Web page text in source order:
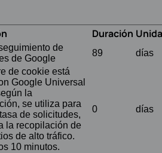
Duración
de
de Google
89 días
de cookie está
Google Universal
la
se utiliza para
de solicitudes,
la recopilación de
de alto tráfico.
10 minutos.
0 días